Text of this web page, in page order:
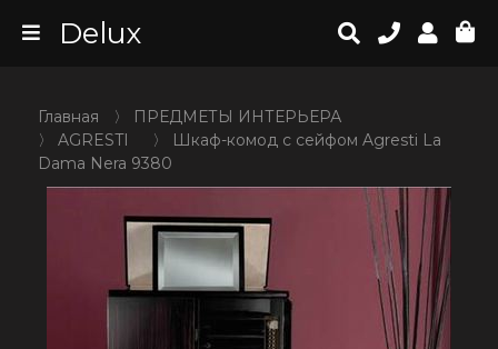
Delux
Главная 〉
ПРЕДМЕТЫ ИНТЕРЬЕРА
〉 AGRESTI 〉
Шкаф-комод с сейфом Agresti La
Dama Nera 9380